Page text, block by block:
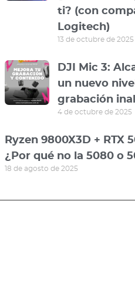
ti? (con
Logitech)
13 de octubre de 2025
DJI Mic 3:
un nuevo
grabación
4 de octubre de 2025
Ryzen 9800X3D + RTX
¿Por qué no la 5080 o
18 de agosto de 2025